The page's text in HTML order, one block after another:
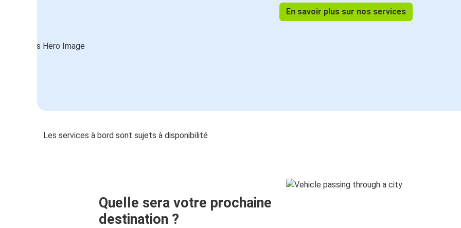
En savoir plus sur nos services
Les services à bord sont sujets à disponibilité
Quelle sera votre prochaine
destination ?